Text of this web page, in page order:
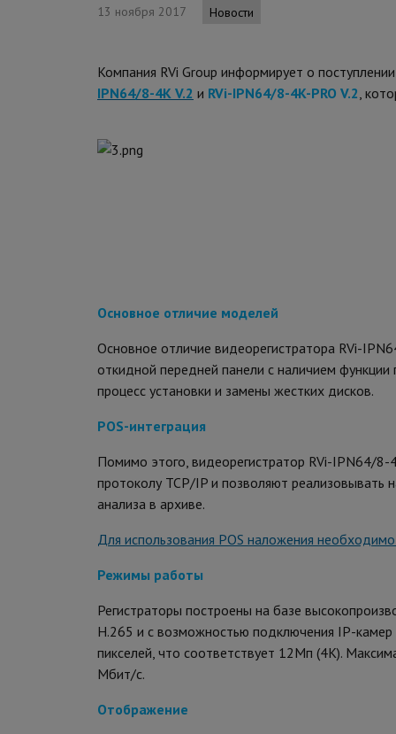
13 ноября 2017 Новости
Компания RVi Group информирует о
IPN64/8-4K V.2 и RVi-IPN64/8-4K-PRO V.2 ,
Основное отличие моделей
Основное отличие видеорегистратора RVi-
откидной передней панели с наличием
процесс установки и замены жестких дисков.
POS-интеграция
Помимо этого, видеорегистратор RVi-IPN64/
протоколу TCP/IP и позволяют
анализа в архиве.
Для использования POS наложения
Режимы работы
Регистраторы построены на базе
H.265 и с возможностью подключения IP-
пикселей, что соответствует 12Мп (4K).
Мбит/с.
Отображение